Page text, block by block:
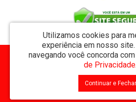
Utilizamos cookies para
experiência em nosso site.
navegando você concorda
de Privacidade.
Continuar e Fechar
MVT Comércio de Representação de Livros Ltda -
Rua Visconde de Utinga 234 - Parque das Laranjeiras -
MVT Livraria © 2026